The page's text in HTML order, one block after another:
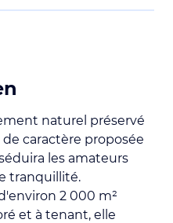
naturel préservé
caractère proposée
les amateurs
tranquillité.
2 000 m²
et à tenant, elle